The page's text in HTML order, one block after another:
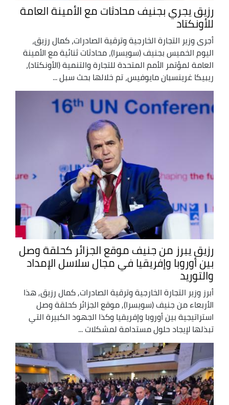
رزيق يجري بجنيف محادثات مع الأمينة العامة
للأونكتاد
أجرى وزير التجارة الخارجية وترقية الصادرات، كمال رزيق،
اليوم الخميس بجنيف (سويسرا)، محادثات ثنائية مع الأمينة
العامة لمؤتمر الأمم المتحدة للتجارة والتنمية (الأونكتاد)،
ريبيكا غرينسبان مايوفيس، تم خلالها بحث سبل ...
رزيق يبرز من جنيف موقع الجزائر كحلقة وصل
بين أوروبا وإفريقيا في مجال سلاسل الإمداد
والتوريد
أبرز وزير التجارة الخارجية وترقية الصادرات, كمال رزيق, هذا
الأربعاء من جنيف (سويسرا), موقع الجزائر كحلقة وصل
استراتيجية بين أوروبا وإفريقيا وكذا الجهود الكبيرة التي
تبذلها لإيجاد حلول مستدامة لمشكلات ...